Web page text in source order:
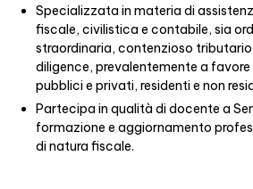
Specializzata in materia di
fiscale, civilistica e contabile, sia
straordinaria, contenzioso
diligence, prevalentemente a
pubblici e privati, residenti e non
Partecipa in qualità di docente a
formazione e aggiornamento
di natura fiscale.